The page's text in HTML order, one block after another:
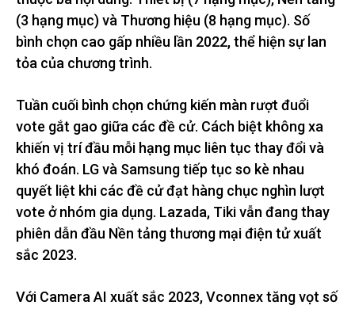
(3 hạng mục) và Thương hiệu (8 hạng mục). Số
bình chọn cao gấp nhiều lần 2022, thể hiện sự lan
tỏa của chương trình.
Tuần cuối bình chọn chứng kiến màn rượt đuổi
vote gắt gao giữa các đề cử. Cách biệt không xa
khiến vị trí đầu mỗi hạng mục liên tục thay đổi và
khó đoán. LG và Samsung tiếp tục so kè nhau
quyết liệt khi các đề cử đạt hàng chục nghìn lượt
vote ở nhóm gia dụng. Lazada, Tiki vẫn đang thay
phiên dẫn đầu Nền tảng thương mại điện tử xuất
sắc 2023.
Với Camera AI xuất sắc 2023, Vconnex tăng vọt số